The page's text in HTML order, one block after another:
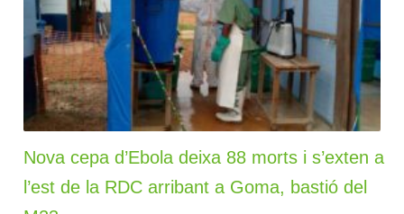
Nova cepa d’Ebola deixa 88 morts i s’exten a
l’est de la RDC arribant a Goma, bastió del